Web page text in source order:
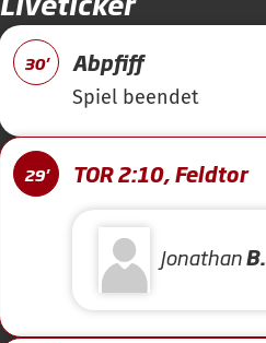
30' Abpfiff
Spiel beendet
29' TOR 2:10, Feldtor
JonathanB.